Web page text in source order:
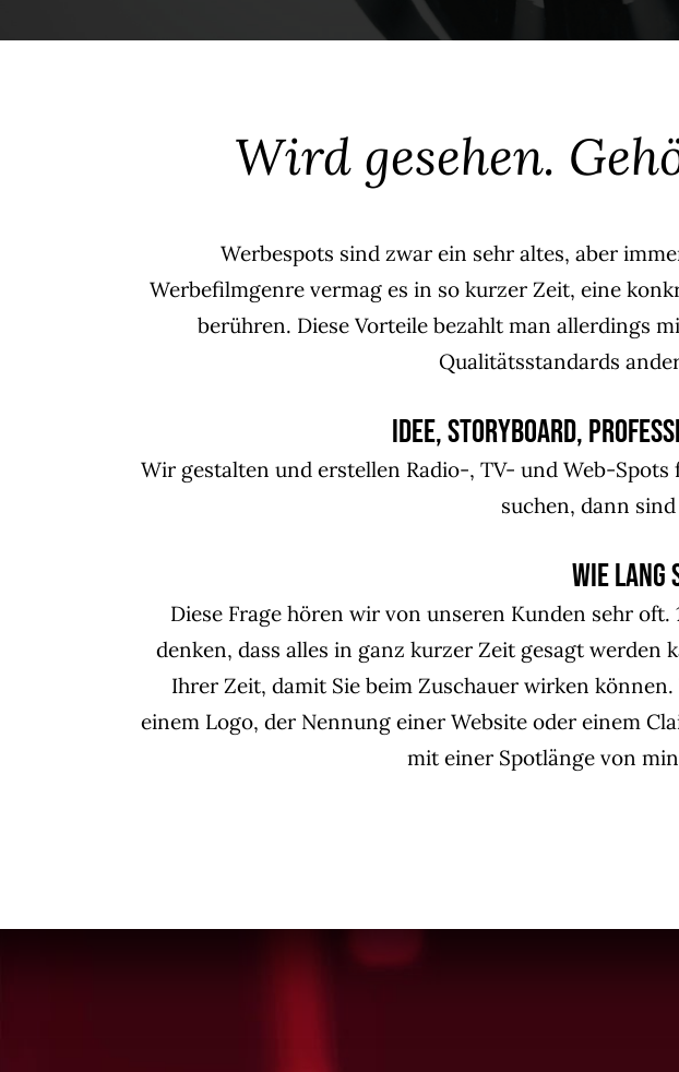
Wird gesehen.
Werbespots sind zwar ein sehr altes, aber
Werbefilmgenre vermag es in so kurzer Zeit, eine
berühren. Diese Vorteile bezahlt man allerdings
Qualitätsstandards
Idee, Storyboard,
Wir gestalten und erstellen Radio-, TV- und Web-
suchen, dann
Wie lang
Diese Frage hören wir von unseren Kunden sehr oft.
denken, dass alles in ganz kurzer Zeit gesagt
Ihrer Zeit, damit Sie beim Zuschauer wirken
einem Logo, der Nennung einer Website oder einem
mit einer Spotlänge von